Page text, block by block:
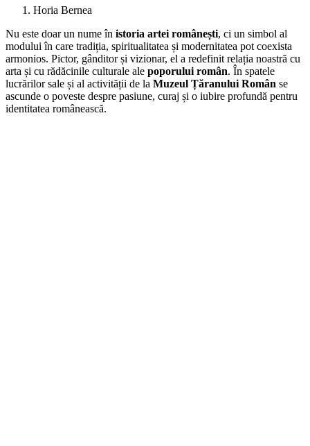
Horia Bernea
Nu este doar un nume în istoria artei românești, ci un simbol al
modului în care tradiția, spiritualitatea și modernitatea pot coexista
armonios. Pictor, gânditor și vizionar, el a redefinit relația noastră cu
arta și cu rădăcinile culturale ale poporului român. În spatele
lucrărilor sale și al activității de la Muzeul Țăranului Român se
ascunde o poveste despre pasiune, curaj și o iubire profundă pentru
identitatea românească.